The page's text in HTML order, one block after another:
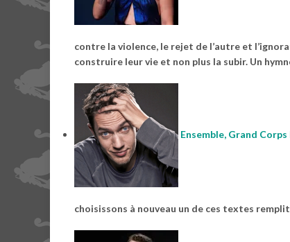
contre la violence, le rejet de l’autre et
construire leur vie et non plus la subir. Un
Ensemble, Grand
choisissons à nouveau un de ces textes